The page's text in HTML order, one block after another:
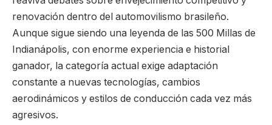
renovación dentro del automovilismo brasileño.
Aunque sigue siendo una leyenda de las 500 Millas de
Indianápolis, con enorme experiencia e historial
ganador, la categoría actual exige adaptación
constante a nuevas tecnologías, cambios
aerodinámicos y estilos de conducción cada vez más
agresivos.